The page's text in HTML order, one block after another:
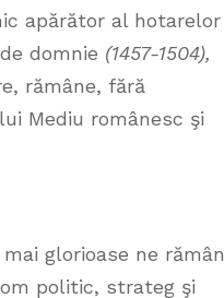
apărător al hotarelor
domnie (1457-1504),
rămâne, fără
Mediu românesc şi
glorioase ne rămân
politic, strateg şi